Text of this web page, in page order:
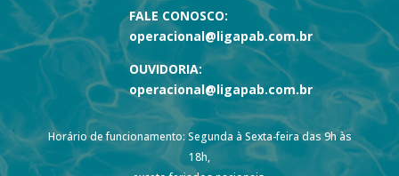
FALE CONOSCO:
operacional@ligapab.com.br
OUVIDORIA:
operacional@ligapab.com.br
Horário de funcionamento: Segunda à Sexta-feira das 9h às
18h,